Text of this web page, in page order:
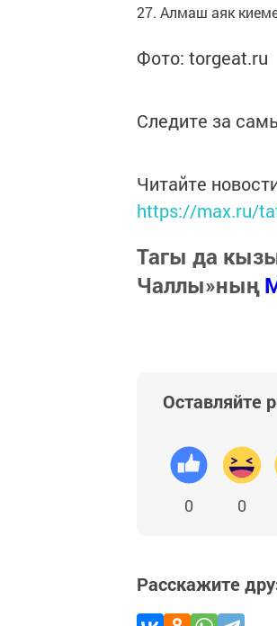
27. Алмаш аяк
Фото: torgeat.ru
Следите за
Читайте
https://max.ru/
Тагы да
Чаллы»ның
Оставляйте
0 0
Расскажите